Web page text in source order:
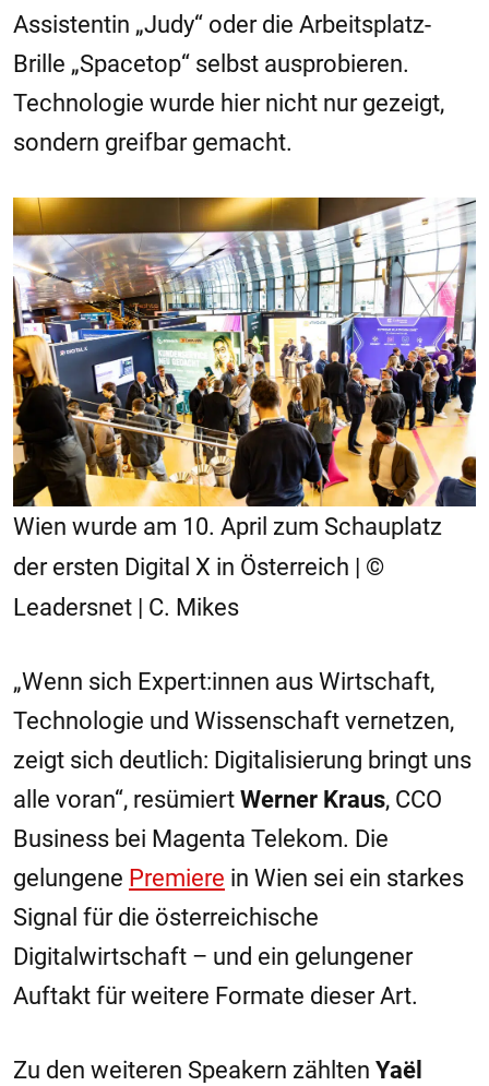
Assistentin „Judy“ oder die Arbeitsplatz-
Brille „Spacetop“ selbst ausprobieren.
Technologie wurde hier nicht nur gezeigt,
sondern greifbar gemacht.
Wien wurde am 10. April zum Schauplatz
der ersten Digital X in Österreich | ©
Leadersnet | C. Mikes
„Wenn sich Expert:innen aus Wirtschaft,
Technologie und Wissenschaft vernetzen,
zeigt sich deutlich: Digitalisierung bringt uns
alle voran“, resümiert Werner Kraus, CCO
Business bei Magenta Telekom. Die
gelungene Premiere in Wien sei ein starkes
Signal für die österreichische
Digitalwirtschaft – und ein gelungener
Auftakt für weitere Formate dieser Art.
Zu den weiteren Speakern zählten Yaël